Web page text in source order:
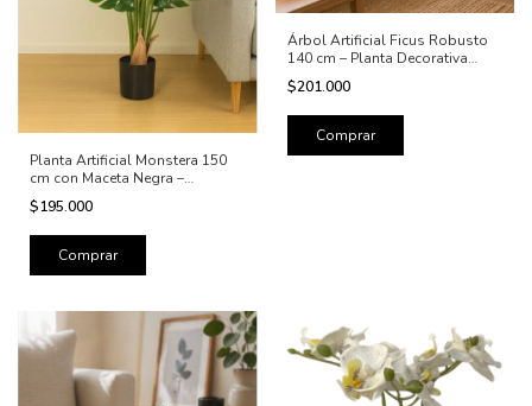
Planta Artificial Monstera 150
cm con Maceta Negra –
Decoración Tropical para Living
$195.000
Árbol Artificial Ficus Robusto
140 cm – Planta Decorativa
Realista
$201.000